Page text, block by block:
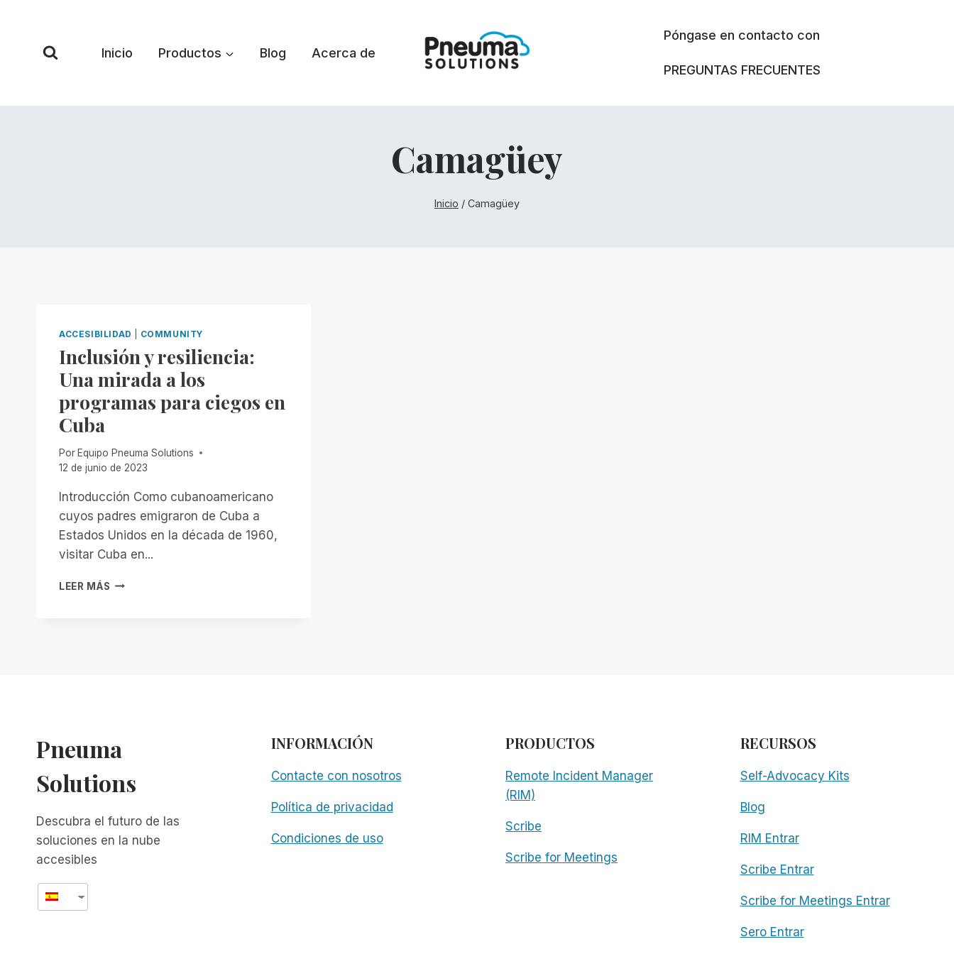
Contenido
Inicio Productos Blog Acerca de
Póngase en contacto con
PREGUNTAS FRECUENTES
Camagüey
Inicio / Camagüey
ACCESIBILIDAD COMMUNITY
Inclusión y resiliencia:
Una mirada a los
programas para ciegos en
Cuba
Por Equipo Pneuma Solutions
12 de junio de 2023
Introducción Como cubanoamericano
cuyos padres emigraron de Cuba a
Estados Unidos en la década de 1960,
visitar Cuba en...
LEER MÁS INCLUSIÓN
CUBA
Pneuma
Solutions
Descubra el futuro de las
soluciones en la nube
accesibles
INFORMACIÓN
Contacte con nosotros
Política de privacidad
Condiciones de uso
PRODUCTOS
Remote Incident Manager
(RIM)
Scribe
Scribe for Meetings
RECURSOS
Self-Advocacy Kits
Blog
RIM Entrar
Scribe Entrar
Scribe for Meetings Entrar
Sero Entrar